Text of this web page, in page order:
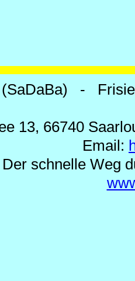
(SaDaBa) -
13, 66740
Email:
Der schnelle Weg